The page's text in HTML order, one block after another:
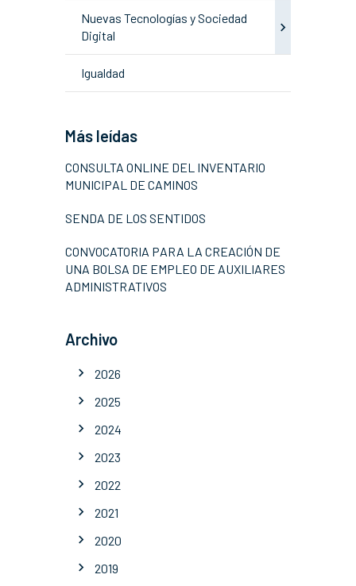
Nuevas Tecnologías y Sociedad
Digital
Igualdad
Más leídas
CONSULTA ONLINE DEL INVENTARIO
MUNICIPAL DE CAMINOS
SENDA DE LOS SENTIDOS
CONVOCATORIA PARA LA CREACIÓN DE
UNA BOLSA DE EMPLEO DE AUXILIARES
ADMINISTRATIVOS
Archivo
2026
2025
2024
2023
2022
2021
2020
2019